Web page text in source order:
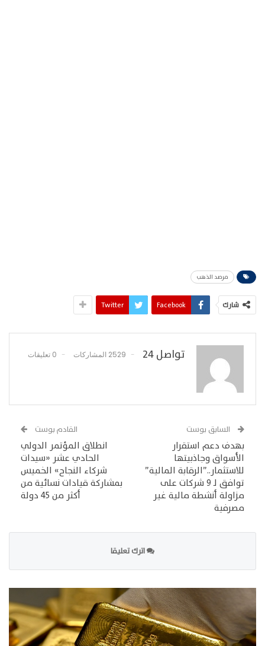
مرصد الذهب
شارك Facebook
Twitter
تواصل 24 2529 المشاركات 0 تعليقات
السابق بوست
بهدف دعم استقرار
الأسواق وجاذبيتها
للاستثمار..”الرقابة المالية”
توافق لـ 9 شركات على
مزاولة أنشطة مالية غير
مصرفية
القادم بوست
انطلاق المؤتمر الدولي
الحادي عشر «سيدات
شركاء النجاح» الخميس
بمشاركة قيادات نسائية من
أكثر من 45 دولة
اترك تعليقا